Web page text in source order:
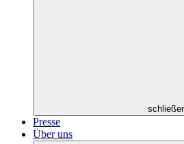
Presse
Über uns